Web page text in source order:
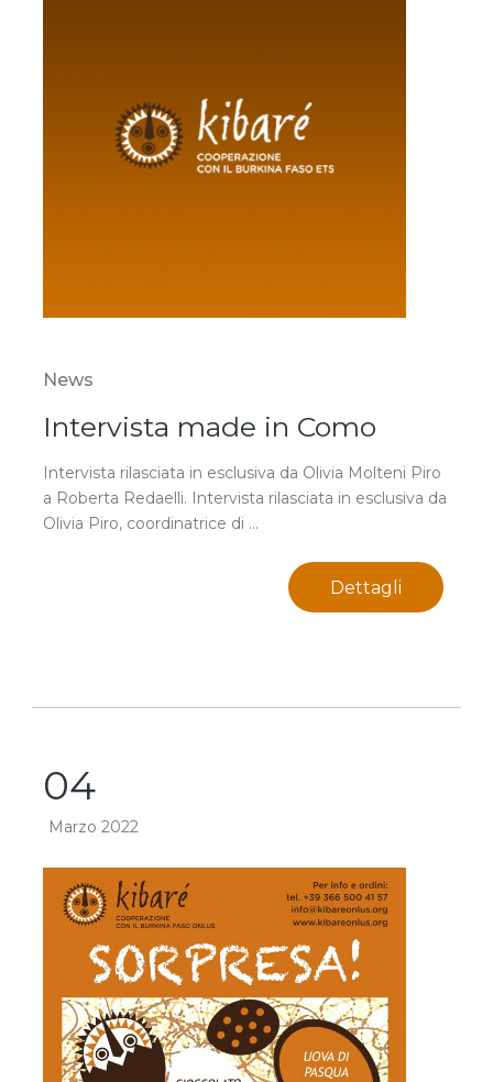
News
Intervista made in Como
Intervista rilasciata in esclusiva da Olivia Molteni Piro
a Roberta Redaelli. Intervista rilasciata in esclusiva da
Olivia Piro, coordinatrice di ...
Dettagli
04
Marzo 2022